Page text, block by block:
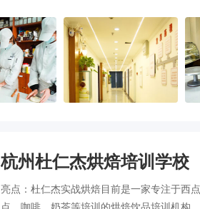
杭州杜仁杰烘焙培训学校
亮点：杜仁杰实战烘焙目前是一家专注于西